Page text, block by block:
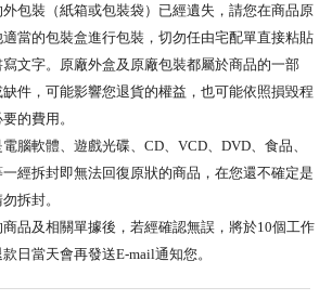
包裝（紙箱或包裝袋）已經遺失，請您在商品原
當的包裝盒進行包裝，切勿任由宅配單直接粘貼
文字。原廠外盒及原廠包裝都屬於商品的一部
件，可能影響您退貨的權益，也可能依照損毀程
的費用。
腦軟體、遊戲光碟、CD、VCD、DVD、食品、
經拆封即無法回復原狀的商品，在您還不確定是
拆封。
品及相關單據後，若經確認無誤，將於10個工作
日當天會再發送E-mail通知您。